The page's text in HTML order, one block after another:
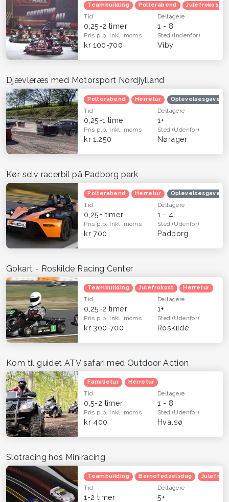
Teambuilding Polterabend Julefrokost
Tid
0,25-2 timer
Deltagere
1 - 8
Pris p.p. Inkl. moms
kr 100-700
Sted(Indenfor)
Viby
Djævleræs med Motorsport Nordjylland
Polterabend Herretur
Tid
0,25-1 time
Deltagere
1+
Pris p.p. Inkl. moms
kr 1.250
Sted(Udenfor)
Nørager
Kør selv racerbil på Padborg park
Polterabend Herretur
Tid
0,25+ timer
Deltagere
1 - 4
Pris p.p. Inkl. moms
kr 700
Sted(Udenfor)
Padborg
Gokart - Roskilde Racing Center
Teambuilding Julefrokost Herretur
Tid
0,25-2 timer
Deltagere
1+
Pris p.p. Inkl. moms
kr 300-700
Sted(Udenfor)
Roskilde
Kom til guidet ATV safari med Outdoor Action
Familietur Herretur
Tid
0,5-2 timer
Deltagere
1 - 8
Pris p.p. Inkl. moms
kr 400
Sted(Udenfor)
Hvalsø
Slotracing hos Miniracing
Teambuilding Børnefødselsdag
Tid
1-2 timer
Deltagere
5+